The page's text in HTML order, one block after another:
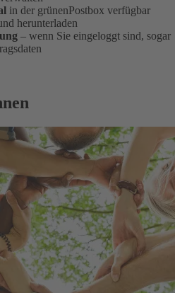
in der grünenPostbox verfügbar
herunterladen
– wenn Sie eingeloggt sind, sogar